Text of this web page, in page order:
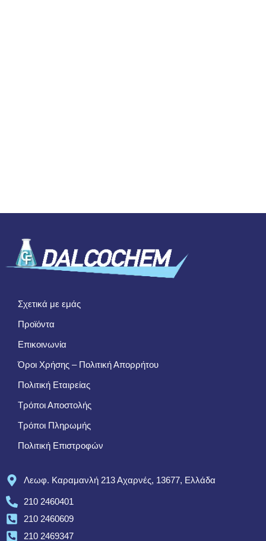
Σχετικά με εμάς
Προϊόντα
Επικοινωνία
Όροι Χρήσης – Πολιτική Απορρήτου
Πολιτική Εταιρείας
Τρόποι Αποστολής
Τρόποι Πληρωμής
Πολιτική Επιστροφών
Λεωφ. Καραμανλή 213 Αχαρνές, 13677, Ελλάδα
210 2460401
210 2460609
210 2469347